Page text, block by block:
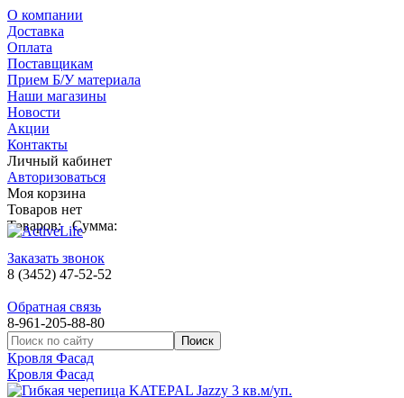
О компании
Доставка
Оплата
Поставщикам
Прием Б/У материала
Наши магазины
Новости
Акции
Контакты
Личный кабинет
Авторизоваться
Моя корзина
Товаров нет
Товаров: Сумма:
Заказать звонок
8 (3452) 47-52-52
Обратная связь
8-961-205-88-80
Кровля Фасад
Кровля Фасад